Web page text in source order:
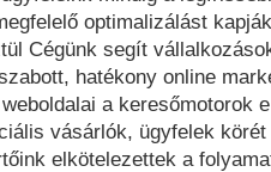
optimalizálást
Cégünk segít
hatékony online
a keresőmotorok
vásárlók, ügyfelek
elkötelezettek a